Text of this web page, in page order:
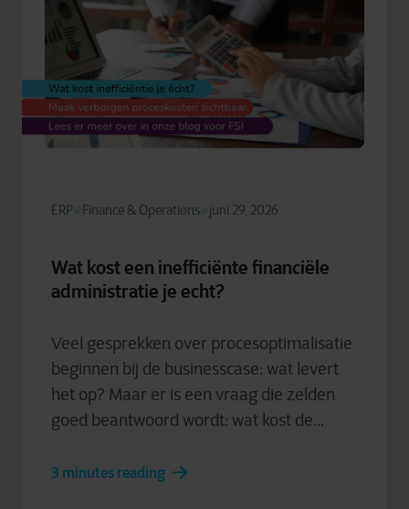
ERP Finance & Operations juni 29, 2026
Wat kost een inefficiënte financiële
administratie je echt?
Veel gesprekken over procesoptimalisatie
beginnen bij de businesscase: wat levert
het op? Maar er is een vraag die zelden
goed beantwoord wordt: wat kost de...
3 minutes reading